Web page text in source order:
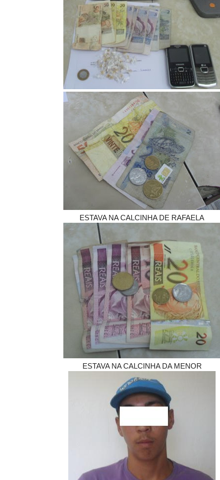
ESTAVA NA CALCINHA DE RAFAELA
ESTAVA NA CALCINHA DA MENOR